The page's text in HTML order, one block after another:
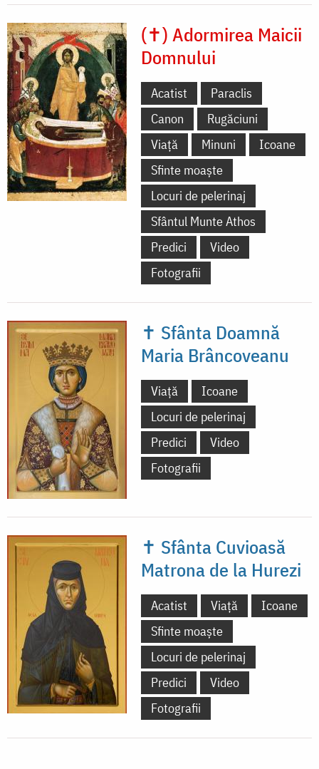
(✝) Adormirea Maicii
Domnului
Acatist
Paraclis
Canon
Rugăciuni
Viață
Minuni
Icoane
Sfinte moaște
Locuri de pelerinaj
Sfântul Munte Athos
Predici
Video
Fotografii
✝ Sfânta Doamnă
Maria Brâncoveanu
Viață
Icoane
Locuri de pelerinaj
Predici
Video
Fotografii
✝ Sfânta Cuvioasă
Matrona de la Hurezi
Acatist Viață
Icoane
Sfinte moaște
Locuri de pelerinaj
Predici
Video
Fotografii